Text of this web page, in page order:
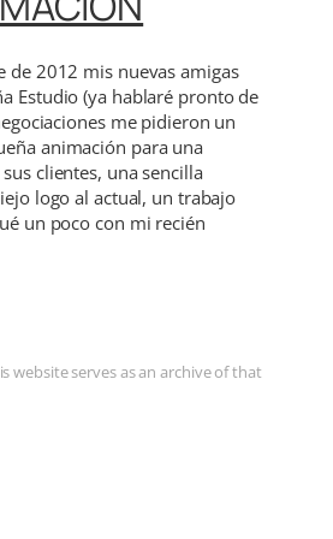
de 2012 mis nuevas amigas
Estudio (ya hablaré pronto de
me pidieron un
animación para una
clientes, una sencilla
logo al actual, un trabajo
un poco con mi recién
website serves as an archive of that